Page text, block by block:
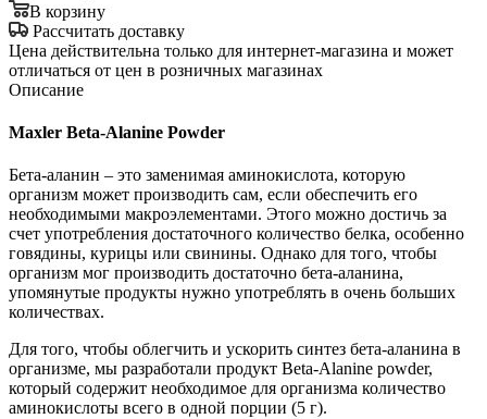
В корзину
Рассчитать доставку
Цена действительна только для интернет-магазина и может
отличаться от цен в розничных магазинах
Описание
Maxler Beta-Alanine Powder
Бета-аланин – это заменимая аминокислота, которую
организм может производить сам, если обеспечить его
необходимыми макроэлементами. Этого можно достичь за
счет употребления достаточного количество белка, особенно
говядины, курицы или свинины. Однако для того, чтобы
организм мог производить достаточно бета-аланина,
упомянутые продукты нужно употреблять в очень больших
количествах.
Для того, чтобы облегчить и ускорить синтез бета-аланина в
организме, мы разработали продукт Beta-Alanine powder,
который содержит необходимое для организма количество
аминокислоты всего в одной порции (5 г).